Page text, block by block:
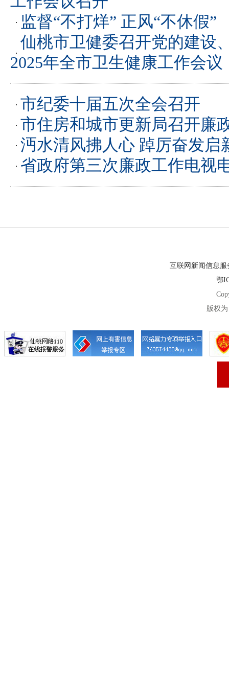
监督“不打烊” 正风“不休假”
仙桃市卫健委召开党的建设
2025年全市卫生健康工作会议
市纪委十届五次全会召开
市住房和城市更新局召开廉
沔水清风拂人心 踔厉奋发启
省政府第三次廉政工作电视
互联网新闻信息服
鄂
版权